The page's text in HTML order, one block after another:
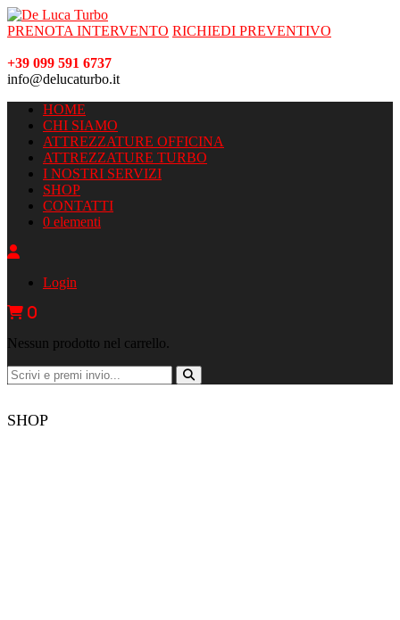
PRENOTA INTERVENTO RICHIEDI PREVENTIVO
+39 099 591 6737
info@delucaturbo.it
HOME
CHI SIAMO
ATTREZZATURE OFFICINA
ATTREZZATURE TURBO
I NOSTRI SERVIZI
SHOP
CONTATTI
0 elementi
Login
0
Nessun prodotto nel carrello.
SHOP